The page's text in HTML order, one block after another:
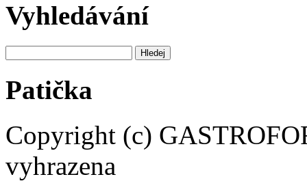
Vyhledávání
Patička
Copyright (c)
vyhrazena